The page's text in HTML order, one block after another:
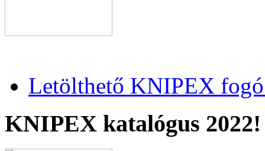
Letölthető KNIPEX fogó
KNIPEX katalógus 2022!